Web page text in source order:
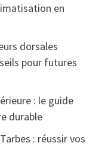
en
dorsales
pour futures
: le guide
durable
: réussir vos